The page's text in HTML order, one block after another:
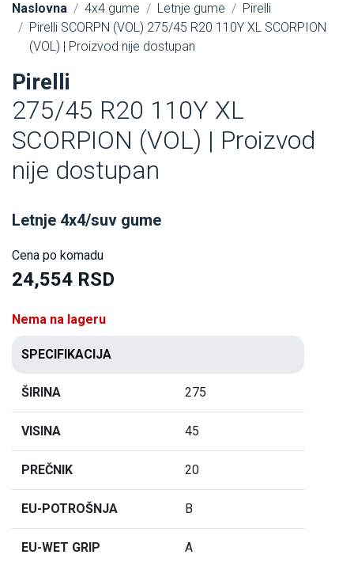
Naslovna 4x4 gume Letnje gume
Pirelli
Pirelli SCORPN (VOL) 275/45 R20 110Y XL SCORPION
(VOL) | Proizvod nije dostupan
Pirelli
275/45 R20 110Y XL
SCORPION (VOL) | Proizvod
nije dostupan
Letnje 4x4/suv gume
Cena po komadu
24,554 RSD
Nema na lageru
SPECIFIKACIJA
ŠIRINA 275
VISINA 45
PREČNIK 20
EU-POTROŠNJA B
EU-WET GRIP A